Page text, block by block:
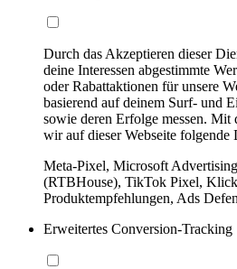
Durch das Akzeptieren dieser
deine Interessen abgestimmte
oder Rabattaktionen für unsere
basierend auf deinem Surf- und
sowie deren Erfolge messen.
wir auf dieser Webseite folgende
Meta-Pixel, Microsoft
(RTBHouse), TikTok Pixel,
Produktempfehlungen, Ads
Erweitertes Conversion-Tracking